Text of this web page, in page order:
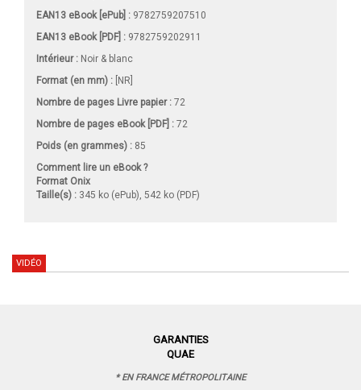
EAN13 eBook [ePub] : 9782759207510
EAN13 eBook [PDF] : 9782759202911
Intérieur : Noir & blanc
Format (en mm) : [NR]
Nombre de pages Livre papier: 72
Nombre de pages eBook [PDF] : 72
Poids (en grammes) : 85
Comment lire un eBook ?
Format Onix
Taille(s) : 345 ko (ePub), 542 ko (PDF)
VIDÉO
GARANTIES
QUAE
* EN FRANCE MÉTROPOLITAINE